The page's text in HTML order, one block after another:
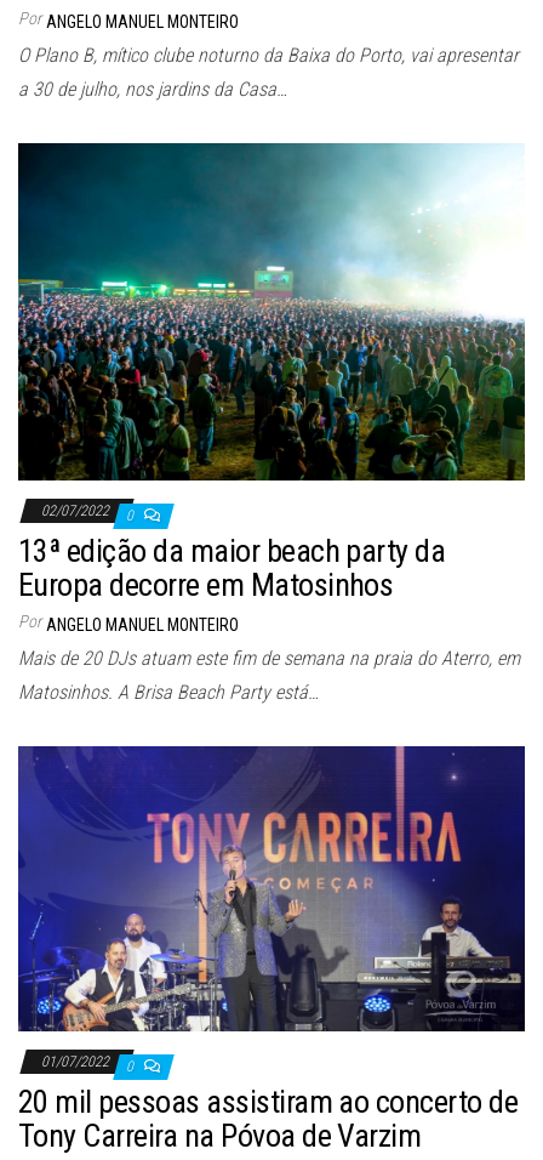
Por ANGELO MANUEL MONTEIRO
O Plano B, mítico clube noturno da Baixa do Porto, vai apresentar
a 30 de julho, nos jardins da Casa…
02/07/2022 0
13ª edição da maior beach party da
Europa decorre em Matosinhos
Por ANGELO MANUEL MONTEIRO
Mais de 20 DJs atuam este fim de semana na praia do Aterro, em
Matosinhos. A Brisa Beach Party está…
01/07/2022 0
20 mil pessoas assistiram ao concerto de
Tony Carreira na Póvoa de Varzim